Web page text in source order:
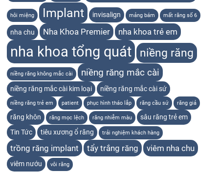
hôi miệng Implant invisalign mảng bám mất răng số 6
nha chu Nha Khoa Premier nha khoa trẻ em
nha khoa tổng quát niềng răng
niềng răng không mắc cài niềng răng mắc cài
niềng răng mắc cài kim loại niềng răng mắc cài sứ
niềng răng trẻ em patient phục hình tháo lắp răng cầu sứ răng giả
răng khôn răng mọc lệch răng nhiễm màu
sâu răng trẻ em
Tin Tức
tiêu xương ổ răng trải nghiệm khách hàng
trồng răng implant tẩy trắng răng viêm nha chu
viêm nướu vôi răng